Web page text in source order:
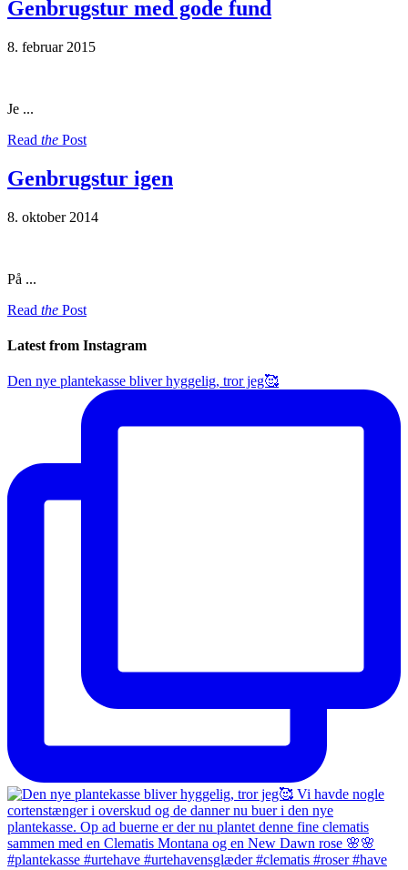
Genbrugstur med gode fund
8. februar 2015
Je ...
Read the Post
Genbrugstur igen
8. oktober 2014
På ...
Read the Post
Latest from Instagram
Den nye plantekasse bliver hyggelig, tror jeg🥰